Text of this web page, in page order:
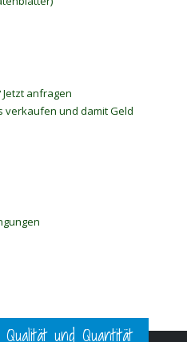
anfragen
verkaufen und damit Geld
und Quantität